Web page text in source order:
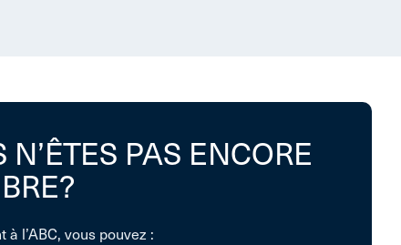
N’ÊTES PAS ENCORE
à l’ABC, vous pouvez :